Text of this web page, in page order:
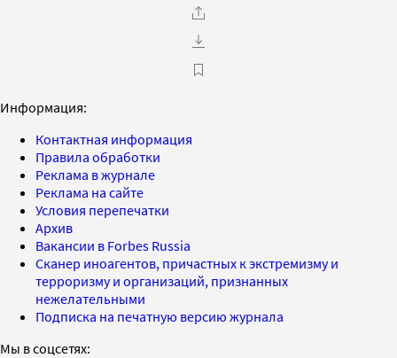
Информация:
Контактная информация
Правила обработки
Реклама в журнале
Реклама на сайте
Условия перепечатки
Архив
Вакансии в Forbes Russia
Сканер иноагентов, причастных к экстремизму и
терроризму и организаций, признанных
нежелательными
Подписка на печатную версию журнала
Мы в соцсетях: